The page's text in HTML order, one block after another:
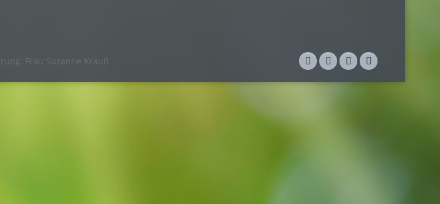
Frau Suzanne Krauß